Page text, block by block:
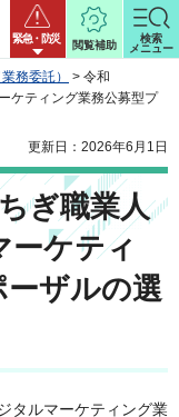
緊急・防災
閲覧補助
検索
メニュー
務委託）
> 令和
ケティング業務公募型プ
更新日：2026年6月1日
ぎ職業人
ーケティ
ーザルの選
タルマーケティング業